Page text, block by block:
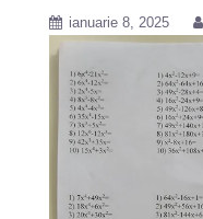
ianuarie 8, 2025